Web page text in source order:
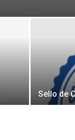
Sello de